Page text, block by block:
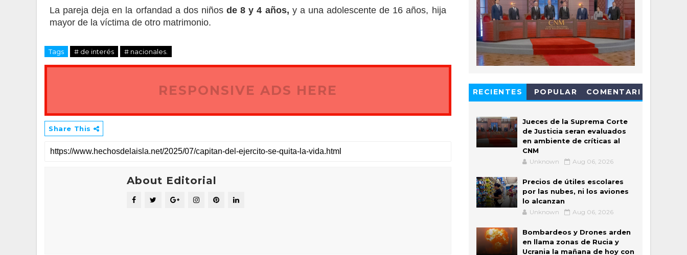
La pareja deja en la orfandad a dos niñosde 8 y 4 años, y a una adolescente de 16 años, hija
mayor de la víctima de otro matrimonio.
Tags # de interés # nacionales.
RESPONSIVE ADS HERE
Share This
About Editorial
RECIENTES POPULAR
COMENTARI
Jueces de la Suprema Corte
de Justicia seran evaluados
en ambiente de críticas al
CNM
Unknown Aug 06, 2026
Precios de útiles escolares
por las nubes, ni los aviones
lo alcanzan
Unknown Aug 06, 2026
Bombardeos y Drones arden
en llama zonas de Rucia y
Ucrania la mañana de hoy con